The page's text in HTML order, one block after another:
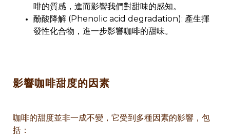
啡的質感，進而影響我們對甜味的感知。
酚酸降解 (Phenolic acid degradation): 產生揮
發性化合物，進一步影響咖啡的甜味。
影響咖啡甜度的因素
咖啡的甜度並非一成不變，它受到多種因素的影響，包
括：